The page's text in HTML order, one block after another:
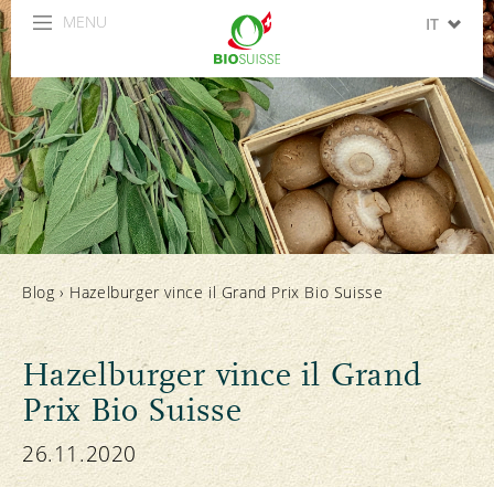
MENU IT
FR
EN
ES
Blog› Hazelburger vince il Grand Prix Bio Suisse
Hazelburger vince il Grand
Prix Bio Suisse
26.11.2020